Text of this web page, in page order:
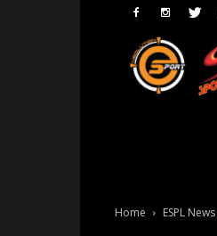
Home ESPL News